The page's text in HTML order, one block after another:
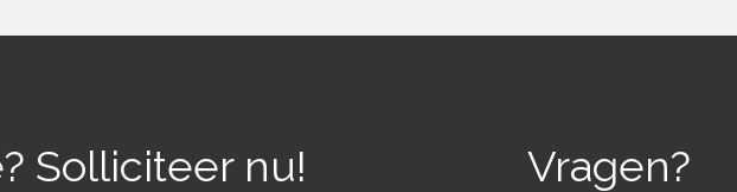
Solliciteer nu! Vragen?